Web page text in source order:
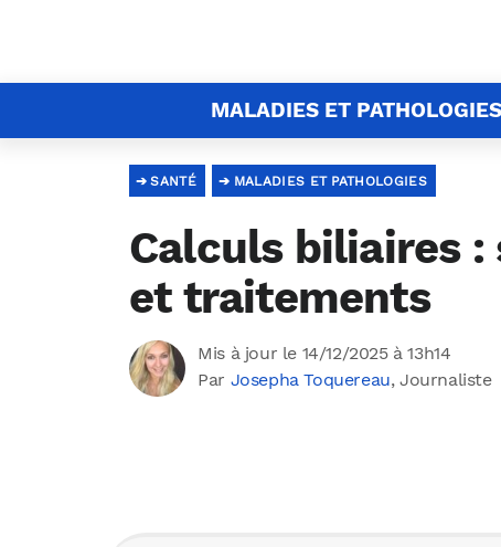
MALADIES ET PATHOLOGIES
MALADIES ET PATHOLOGIES
SANTÉ
Calculs biliaires :
et traitements
Mis à jour le 14/12/2025 à 13h14
Par Josepha Toquereau, Journaliste